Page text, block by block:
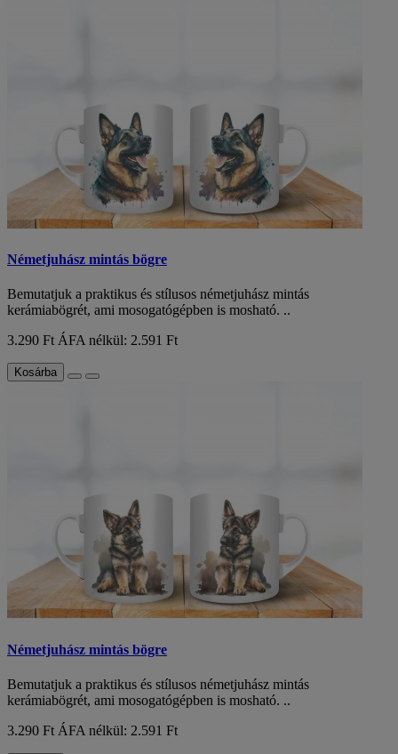
Németjuhász mintás bögre
Bemutatjuk a praktikus és stílusos németjuhász mintás
kerámiabögrét, ami mosogatógépben is mosható. ..
3.290 Ft ÁFA nélkül: 2.591 Ft
Kosárba
Németjuhász mintás bögre
Bemutatjuk a praktikus és stílusos németjuhász mintás
kerámiabögrét, ami mosogatógépben is mosható. ..
3.290 Ft ÁFA nélkül: 2.591 Ft